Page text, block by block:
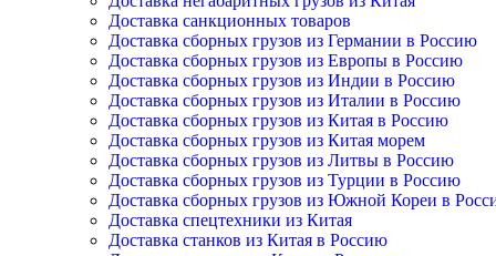
Доставка санкционных товаров
Доставка сборных грузов из Германии в Россию
Доставка сборных грузов из Европы в Россию
Доставка сборных грузов из Индии в Россию
Доставка сборных грузов из Италии в Россию
Доставка сборных грузов из Китая в Россию
Доставка сборных грузов из Китая морем
Доставка сборных грузов из Литвы в Россию
Доставка сборных грузов из Турции в Россию
Доставка сборных грузов из Южной Кореи в
Доставка спецтехники из Китая
Доставка станков из Китая в Россию